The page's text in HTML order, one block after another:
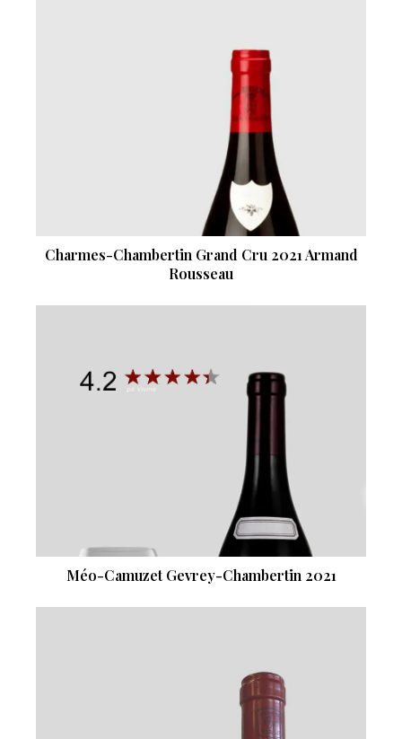
Charmes-Chambertin Grand Cru 2021 Armand
Rousseau
Méo-Camuzet Gevrey-Chambertin 2021